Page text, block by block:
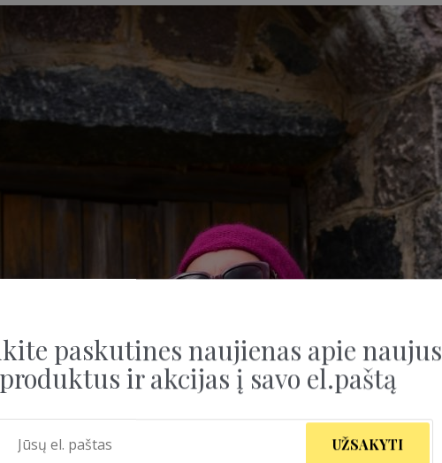
paskutines naujienas apie naujus
produktus ir akcijas į savo el.paštą
UŽSAKYTI